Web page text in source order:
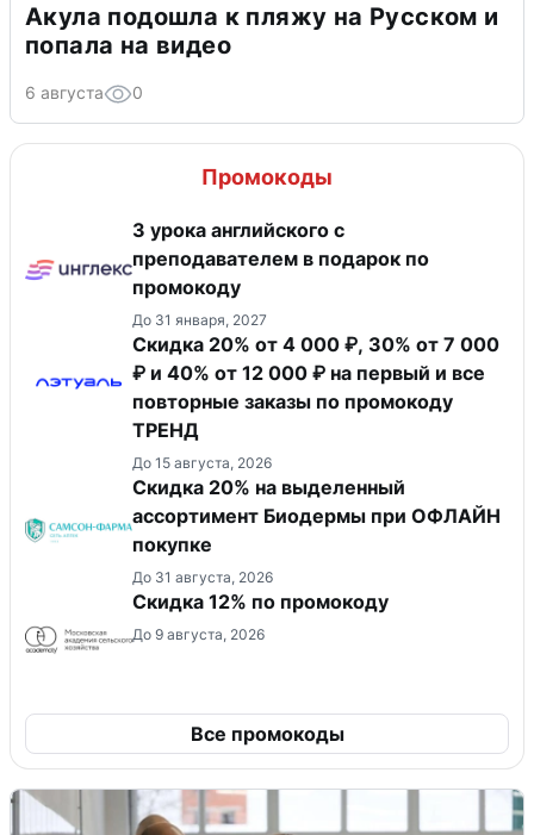
Акула подошла к пляжу на Русском и
попала на видео
6 августа 0
Промокоды
3 урока английского с
преподавателем в подарок по
промокоду
До 31 января, 2027
Скидка 20% от 4 000 ₽, 30% от 7 000
₽ и 40% от 12 000 ₽ на первый и все
повторные заказы по промокоду
ТРЕНД
До 15 августа, 2026
Скидка 20% на выделенный
ассортимент Биодермы при ОФЛАЙН
покупке
До 31 августа, 2026
Скидка 12% по промокоду
До 9 августа, 2026
Все промокоды